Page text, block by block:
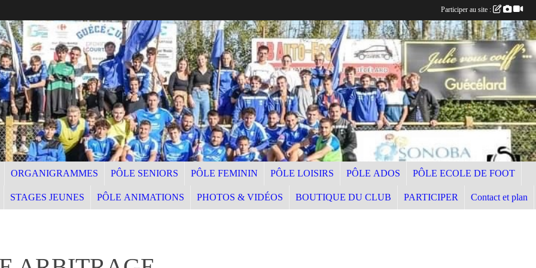
ORGANIGRAMMES PÔLE SENIORS PÔLE FEMININ PÔLE LOISIRS PÔLE ADOS PÔLE ECOLE DE FOOT
STAGES JEUNES PÔLE ANIMATIONS PHOTOS & VIDÉOS BOUTIQUE DU CLUB PARTICIPER Contact et plan
Participer au site :